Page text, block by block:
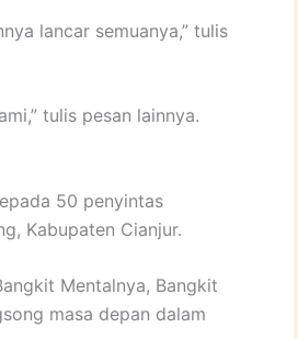
lancar semuanya,” tulis
tulis pesan lainnya.
50 penyintas
Kabupaten Cianjur.
Mentalnya, Bangkit
masa depan dalam